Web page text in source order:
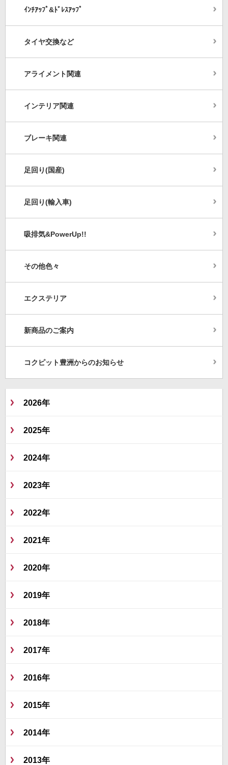
ｲﾝﾁｱｯﾌﾟ&ﾄﾞﾚｽｱｯﾌﾟ
タイヤ交換など
アライメント関連
インテリア関連
ブレーキ関連
足回り(国産)
足回り(輸入車)
吸排気&PowerUp!!
その他色々
エクステリア
新商品のご案内
コクピット豊洲からのお知らせ
2026年
2025年
2024年
2023年
2022年
2021年
2020年
2019年
2018年
2017年
2016年
2015年
2014年
2013年